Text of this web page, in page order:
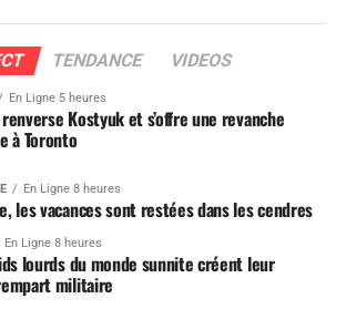
TENDANCE VIDEOS
En Ligne 5 heures
Kostyuk et s’offre une revanche
à Toronto
En Ligne 8 heures
les vacances sont restées dans les cendres
En Ligne 8 heures
lourds du monde sunnite créent leur
militaire